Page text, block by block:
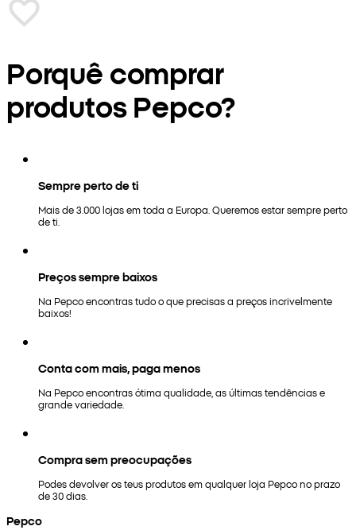
Porquê comprar
produtos Pepco?
Sempre perto de ti
Mais de 3.000 lojas em toda a Europa. Queremos estar sempre perto
de ti.
Preços sempre baixos
Na Pepco encontras tudo o que precisas a preços incrivelmente
baixos!
Conta com mais, paga menos
Na Pepco encontras ótima qualidade, as últimas tendências e
grande variedade.
Compra sem preocupações
Podes devolver os teus produtos em qualquer loja Pepco no prazo
de 30 dias.
Pepco